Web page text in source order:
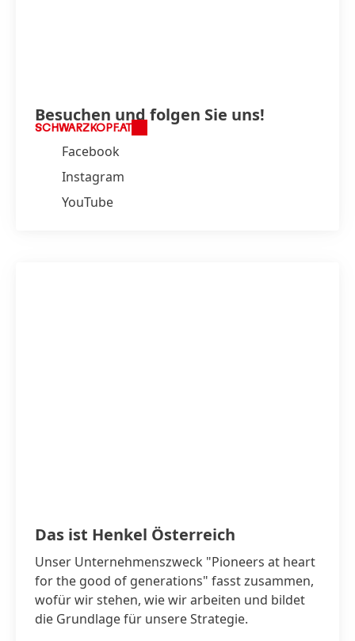
Besuchen und folgen Sie uns!
SCHWARZKOPF.AT
Facebook
Instagram
YouTube
Das ist Henkel Österreich
Unser Unternehmenszweck "Pioneers at heart
for the good of generations" fasst zusammen,
wofür wir stehen, wie wir arbeiten und bildet
die Grundlage für unsere Strategie.